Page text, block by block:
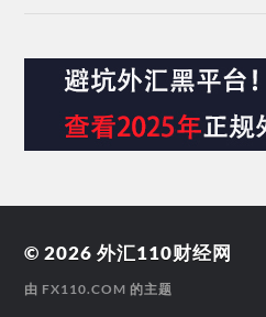
© 2026外汇110财经网
由 FX110.COM 的主题